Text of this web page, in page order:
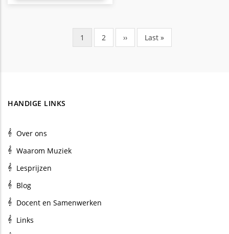
Huidige
pagina
1 Pagina
2
Volgende
pagina
››
Laatste
pagina
Last »
HANDIGE LINKS
Over ons
Waarom Muziek
Lesprijzen
Blog
Docent en Samenwerken
Links